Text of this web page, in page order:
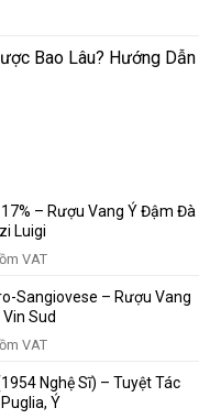
Bao Lâu? Hướng Dẫn
– Rượu Vang Ý Đậm Đà
Luigi
VNĐ.
VAT
Sangiovese – Rượu Vang
Sud
VAT
Nghệ Sĩ) – Tuyệt Tác
Ý